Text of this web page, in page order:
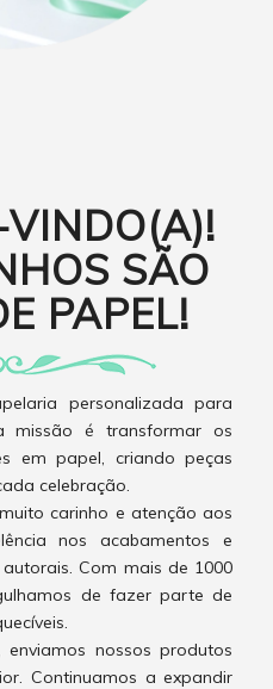
VINDO(A)!
SÃO
PAPEL!
personalizada para
missão é transformar os
em papel, criando peças
celebração.
carinho e atenção aos
nos acabamentos e
Com mais de 1000
de fazer parte de
enviamos nossos produtos
Continuamos a expandir